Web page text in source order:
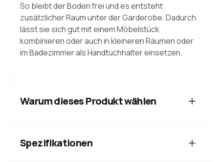
So bleibt der Boden frei und es entsteht
zusätzlicher Raum unter der Garderobe. Dadurch
lässt sie sich gut mit einem Möbelstück
kombinieren oder auch in kleineren Räumen oder
im Badezimmer als Handtuchhalter einsetzen.
Warum dieses Produkt wählen
Spezifikationen